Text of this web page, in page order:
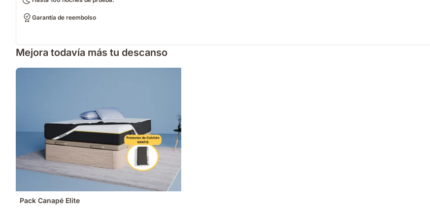
Garantía de reembolso
Mejora todavía más tu descanso
Pack Canapé Elite